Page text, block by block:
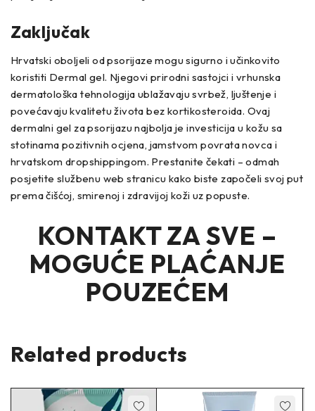
Zaključak
Hrvatski oboljeli od psorijaze mogu sigurno i učinkovito
koristiti Dermal gel. Njegovi prirodni sastojci i vrhunska
dermatološka tehnologija ublažavaju svrbež, ljuštenje i
povećavaju kvalitetu života bez kortikosteroida. Ovaj
dermalni gel za psorijazu najbolja je investicija u kožu sa
stotinama pozitivnih ocjena, jamstvom povrata novca i
hrvatskom dropshippingom. Prestanite čekati – odmah
posjetite službenu web stranicu kako biste započeli svoj put
prema čišćoj, smirenoj i zdravijoj koži uz popuste.
KONTAKT ZA SVE –
MOGUĆE PLAĆANJE
POUZEĆEM
Related products